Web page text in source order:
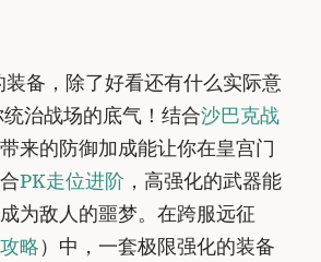
备，除了好看还有什么实际意
治战场的底气！结合沙巴克战
来的防御加成能让你在皇宫门
PK走位进阶 ，高强化的武器能
为敌人的噩梦。在跨服远征
略）中，一套极限强化的装备